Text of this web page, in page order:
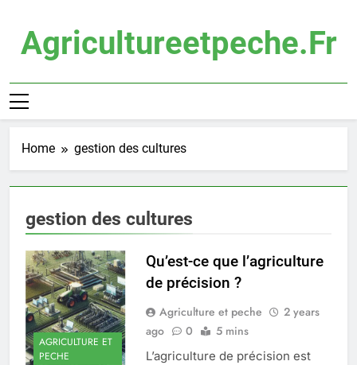
contentAgricultureetpeche.fr
Home gestion des cultures
gestion des cultures
AGRICULTURE ET
PECHE
Qu’est-ce que l’agriculture
de précision ?
Agriculture et peche
2 years
ago
0 5 mins
L’agriculture de précision est